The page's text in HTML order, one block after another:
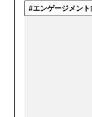
エンゲージメント